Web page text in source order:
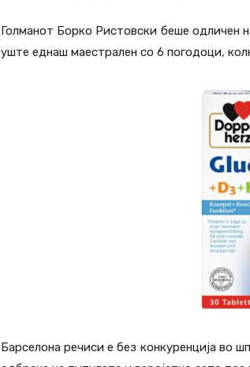
Голманот Борко Ристовски беше одличен
уште еднаш маестрален со 6 погодоци,
Барселона речиси е без конкуренција во